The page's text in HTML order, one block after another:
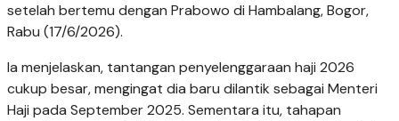
setelah bertemu dengan Prabowo di Hambalang, Bogor,
Rabu (17/6/2026).
Ia menjelaskan, tantangan penyelenggaraan haji 2026
cukup besar, mengingat dia baru dilantik sebagai Menteri
Haji pada September 2025. Sementara itu, tahapan